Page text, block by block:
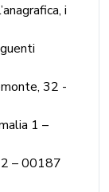
i
32 -
1 –
– 00187